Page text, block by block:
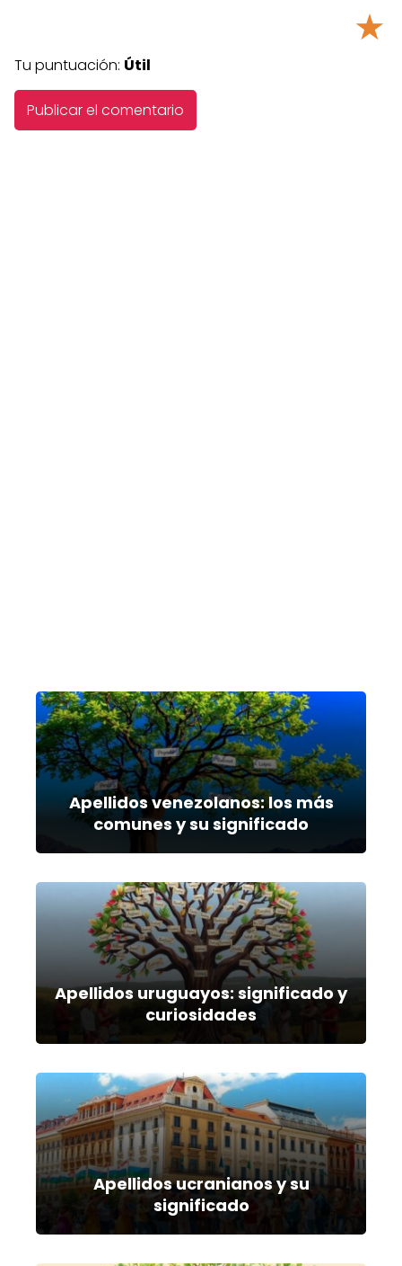
★
Tu puntuación: Útil
Apellidos venezolanos: los más
comunes y su significado
Apellidos uruguayos: significado y
curiosidades
Apellidos ucranianos y su
significado